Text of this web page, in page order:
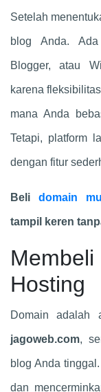
Setelah
blog Anda.
Blogger, atau
karena
mana Anda
Tetapi, platform
dengan fitur
Beli domain
tampil keren
Hosting
Domain adalah
jagoweb.com,
blog Anda
dan